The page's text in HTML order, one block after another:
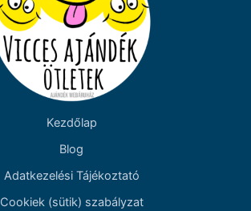
Kezdőlap
Blog
Adatkezelési Tájékoztató
Cookiek (sütik) szabályzat